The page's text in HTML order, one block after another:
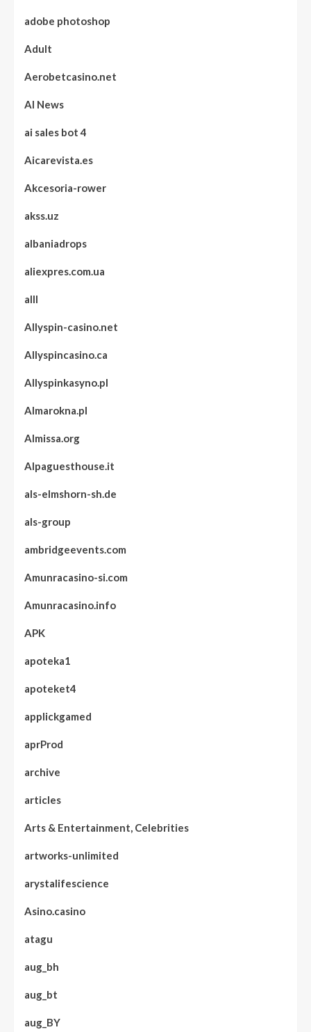
adobe photoshop
Adult
Aerobetcasino.net
AI News
ai sales bot 4
Aicarevista.es
Akcesoria-rower
akss.uz
albaniadrops
aliexpres.com.ua
alll
Allyspin-casino.net
Allyspincasino.ca
Allyspinkasyno.pl
Almarokna.pl
Almissa.org
Alpaguesthouse.it
als-elmshorn-sh.de
als-group
ambridgeevents.com
Amunracasino-si.com
Amunracasino.info
APK
apoteka1
apoteket4
applickgamed
aprProd
archive
articles
Arts & Entertainment, Celebrities
artworks-unlimited
arystalifescience
Asino.casino
atagu
aug_bh
aug_bt
aug_BY